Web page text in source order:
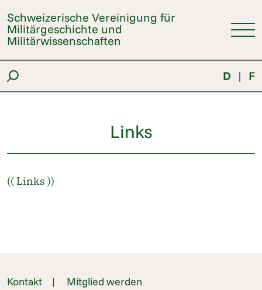
Schweizerische Vereinigung für
Militärgeschichte und
Militärwissenschaften
D | F
Links
(( Links ))
Kontakt Mitglied werden